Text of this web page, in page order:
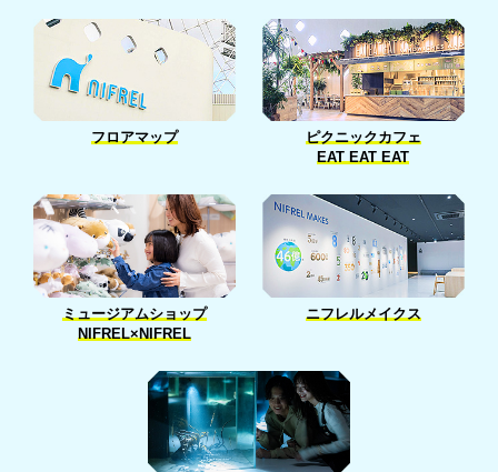
フロアマップ
ピクニックカフェ
EAT EAT EAT
ミュージアムショップ
NIFREL×NIFREL
ニフレルメイクス